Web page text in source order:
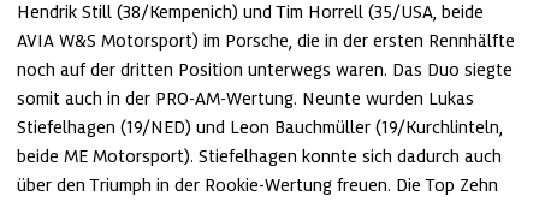
Hendrik Still (38/Kempenich) und Tim Horrell (35/USA, beide
AVIA W&S Motorsport) im Porsche, die in der ersten Rennhälfte
noch auf der dritten Position unterwegs waren. Das Duo siegte
somit auch in der PRO-AM-Wertung. Neunte wurden Lukas
Stiefelhagen (19/NED) und Leon Bauchmüller (19/Kurchlinteln,
beide ME Motorsport). Stiefelhagen konnte sich dadurch auch
über den Triumph in der Rookie-Wertung freuen. Die Top Zehn